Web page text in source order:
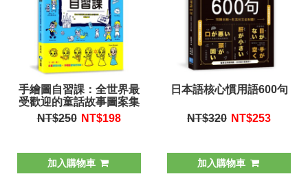
手繪圖自習課：全世界最
受歡迎的童話故事圖案集
NT$250 NT$198
加入購物車
日本語核心慣用語600句
NT$320 NT$253
加入購物車